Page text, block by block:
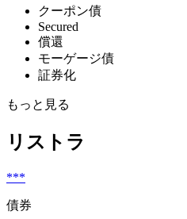
クーポン債
Secured
償還
モーゲージ債
証券化
もっと見る
リストラ
***
債券